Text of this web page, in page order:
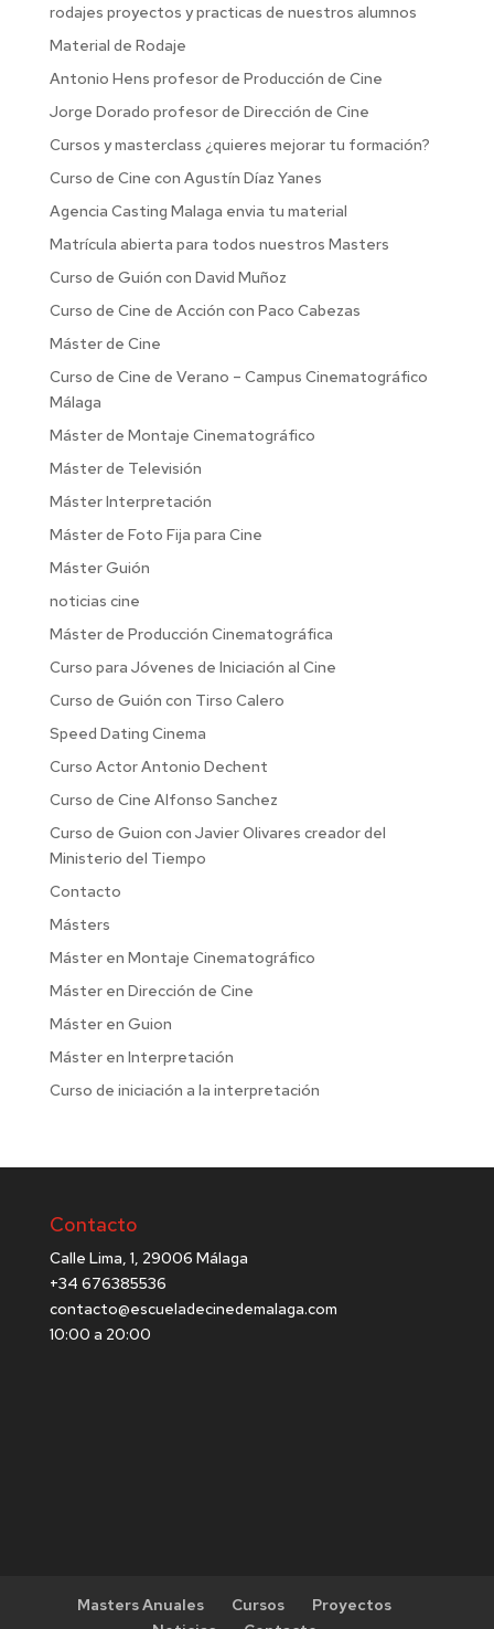
rodajes proyectos y practicas de nuestros alumnos
Material de Rodaje
Antonio Hens profesor de Producción de Cine
Jorge Dorado profesor de Dirección de Cine
Cursos y masterclass ¿quieres mejorar tu formación?
Curso de Cine con Agustín Díaz Yanes
Agencia Casting Malaga envia tu material
Matrícula abierta para todos nuestros Masters
Curso de Guión con David Muñoz
Curso de Cine de Acción con Paco Cabezas
Máster de Cine
Curso de Cine de Verano – Campus Cinematográfico
Málaga
Máster de Montaje Cinematográfico
Máster de Televisión
Máster Interpretación
Máster de Foto Fija para Cine
Máster Guión
noticias cine
Máster de Producción Cinematográfica
Curso para Jóvenes de Iniciación al Cine
Curso de Guión con Tirso Calero
Speed Dating Cinema
Curso Actor Antonio Dechent
Curso de Cine Alfonso Sanchez
Curso de Guion con Javier Olivares creador del
Ministerio del Tiempo
Contacto
Másters
Máster en Montaje Cinematográfico
Máster en Dirección de Cine
Máster en Guion
Máster en Interpretación
Curso de iniciación a la interpretación
Contacto
Calle Lima, 1, 29006 Málaga
+34 676385536
contacto@escueladecinedemalaga.com
10:00 a 20:00
Masters Anuales Cursos
Proyectos